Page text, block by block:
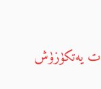
يەتكۈزۈش